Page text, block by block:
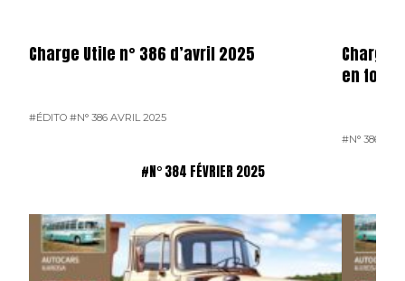
Charge Utile n° 386 d’avril 2025
#ÉDITO #N° 386 AVRIL 2025
Charge
en
#N° 386
#N° 384 FÉVRIER 2025